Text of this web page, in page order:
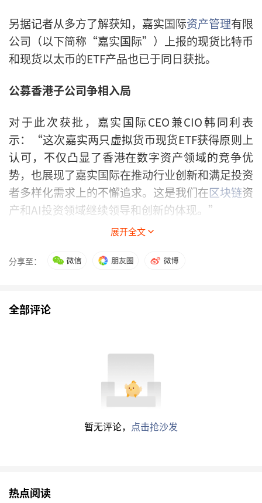
另据记者从多方了解获知，嘉实国际资产管理有限
公司（以下简称“嘉实国际”）上报的现货比特币
和现货以太币的ETF产品也已于同日获批。
公募香港子公司争相入局
对于此次获批，嘉实国际CEO兼CIO韩同利表
示：“这次嘉实两只虚拟货币现货ETF获得原则上
认可，不仅凸显了香港在数字资产领域的竞争优
势，也展现了嘉实国际在推动行业创新和满足投资
者多样化需求上的不懈追求。这是我们在区块链资
产和AI投资领域继续领导和创新的体现。”
据悉，嘉实国际两只分别投资于比特币及以太币现
货的ETF将通过携手首家获香港证监会发牌且受保
仓损耗等问题，从而更精准地反映比特币及以太币
为投资者提供了新的资产配置选择，也将进一步巩
中心和虚拟资产枢纽的地位。
事实上，对于今年以来创出新高、交投活跃的比特
基金投资虚拟资产的通函》以及《有关中介人的虚
展开全文
分享至：
全部评论
暂无评论， 点击抢沙发
热点阅读